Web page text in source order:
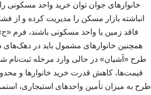
خانوارهای جوان توان خرید واحد مسکونی
انباشته بازار مسکن را مدیریت کرده و از
فاقد زمین یا واحد مسکونی باشند، فرم
همچنین خانوارهای مشمول باید در دهک‌های
طرح «آشیان» در حالی وارد مرحله ثبت‌نام
قیمت‌ها، کاهش قدرت خرید خانوارها و
طرح به میزان تأمین واحدهای استیجاری،